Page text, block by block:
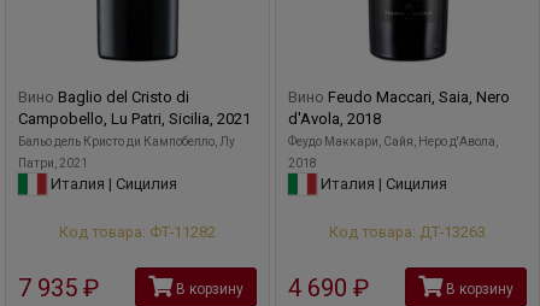
Вино Baglio del Cristo di
Campobello, Lu Patri, Sicilia, 2021
Бальо дель Кристо ди Кампобелло, Лу
Патри, 2021
Италия | Сицилия
Код товара: ФТ-11282
7 935 руб В корзину
Вино Feudo Maccari, Saia, Nero
d'Avola, 2018
Феудо Маккари, Сайя, Неро д'Авола,
2018
Италия | Сицилия
Код товара: ДТ-13263
4 690 руб В корзину